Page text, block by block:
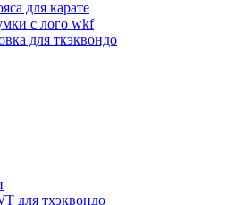
для карате
с лого wkf
для ткэквондо
для тхэквондо